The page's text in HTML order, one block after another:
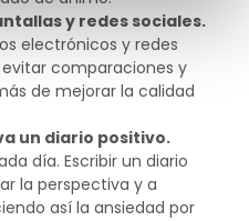
y redes sociales.
electrónicos y redes
comparaciones y
de mejorar la calidad
un diario positivo.
día. Escribir un diario
la perspectiva y a
así la ansiedad por